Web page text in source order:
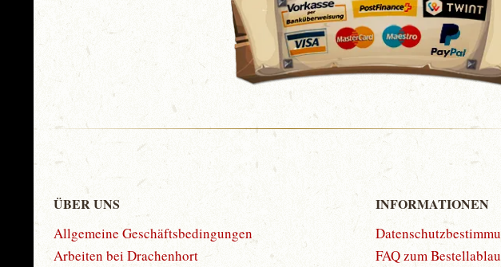
ÜBER UNS
Allgemeine Geschäftsbedingungen
Arbeiten bei Drachenhort
INFORMATIONEN
FAQ zum